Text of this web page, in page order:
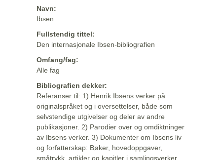
Navn:
Ibsen
Fullstendig tittel:
Den internasjonale Ibsen-bibliografien
Omfang/fag:
Alle fag
Bibliografien dekker:
Referanser til: 1) Henrik Ibsens verker på
originalspråket og i oversettelser, både som
selvstendige utgivelser og deler av andre
publikasjoner. 2) Parodier over og omdiktninger
av Ibsens verker. 3) Dokumenter om Ibsens liv
og forfatterskap: Bøker, hovedoppgaver,
småtrykk, artikler og kapitler i samlingsverker